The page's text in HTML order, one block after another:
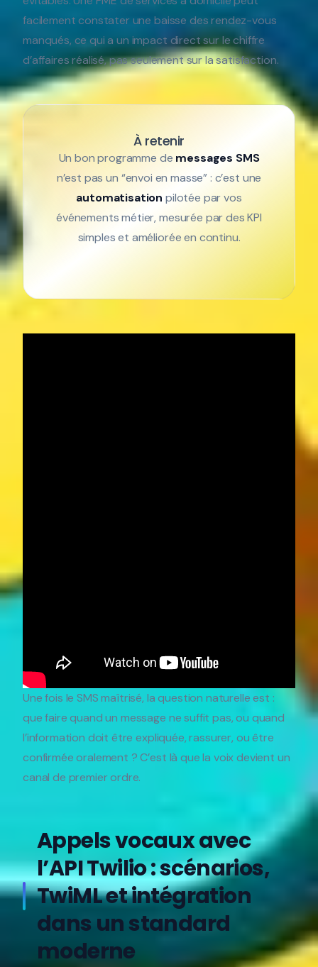
facilement constater une baisse des rendez-vous
manqués, ce qui a un impact direct sur le chiffre
d’affaires réalisé, pas seulement sur la satisfaction.
À retenir
Un bon programme de messages SMS
n’est pas un “envoi en masse” : c’est une
automatisation pilotée par vos
événements métier, mesurée par des KPI
simples et améliorée en continu.
Une fois le SMS maîtrisé, la question naturelle est :
que faire quand un message ne suffit pas, ou quand
l’information doit être expliquée, rassurer, ou être
confirmée oralement ? C’est là que la voix devient un
canal de premier ordre.
Appels vocaux avec
l’API Twilio : scénarios,
TwiML et intégration
dans un standard
moderne